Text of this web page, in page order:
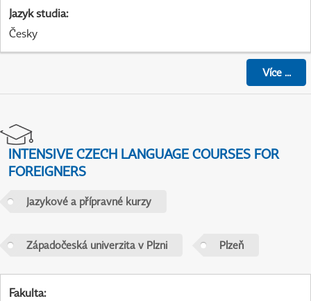
Jazyk studia:
Česky
Více...
INTENSIVE CZECH LANGUAGE COURSES FOR
FOREIGNERS
Jazykové a přípravné kurzy
Západočeská univerzita v Plzni Plzeň
Fakulta: